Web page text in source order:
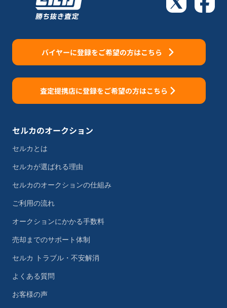
バイヤーに登録をご希望の方はこちら
査定提携店に登録をご希望の方はこちら
セルカのオークション
セルカとは
セルカが選ばれる理由
セルカのオークションの仕組み
ご利用の流れ
オークションにかかる手数料
売却までのサポート体制
セルカ トラブル・不安解消
よくある質問
お客様の声